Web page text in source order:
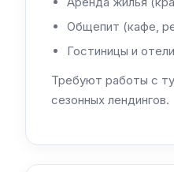
Общепит (кафе,
Гостиницы и отели
Требуют работы с
сезонных лендингов.